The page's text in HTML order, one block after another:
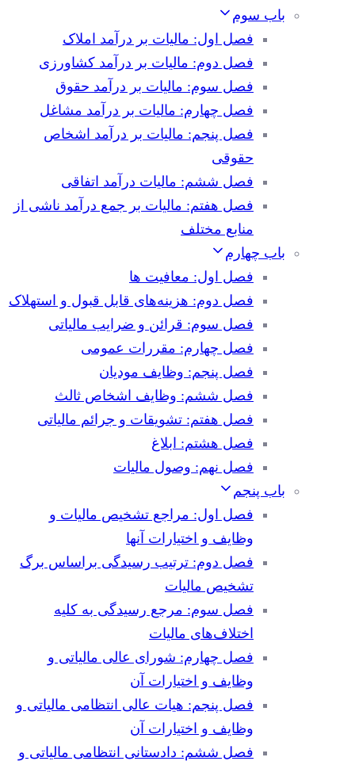
باب سوم
فصل اول: مالیات بر درآمد املاک
فصل دوم: مالیات بر درآمد کشاورزی
فصل سوم: مالیات بر درآمد حقوق
فصل چهارم: مالیات بر درآمد مشاغل
فصل پنجم: مالیات بر درآمد اشخاص
حقوقی
فصل ششم: مالیات درآمد اتفاقی
فصل هفتم: مالیات بر جمع درآمد ناشی از
منابع مختلف
باب چهارم
فصل اول: معافیت ها
فصل دوم: هزینه‌های قابل قبول و استهلاک
فصل سوم: قرائن و ضرایب مالیاتی
فصل چهارم: مقررات عمومی
فصل پنجم: وظایف مودیان
فصل ششم: وظایف اشخاص ثالث
فصل هفتم: تشویقات و جرائم مالیاتی
فصل هشتم: ابلاغ
فصل نهم: وصول مالیات
باب پنجم
فصل اول: مراجع تشخیص مالیات و
وظایف و اختیارات آنها
فصل دوم: ترتیب رسیدگی براساس برگ
تشخیص مالیات
فصل سوم: مرجع رسیدگی به کلیه
اختلاف‌های مالیات
فصل چهارم: شورای عالی مالیاتی و
وظایف و اختیارات آن
فصل پنجم: هیات عالی انتظامی مالیاتی و
وظایف و اختیارات آن
فصل ششم: دادستانی انتظامی مالیاتی و